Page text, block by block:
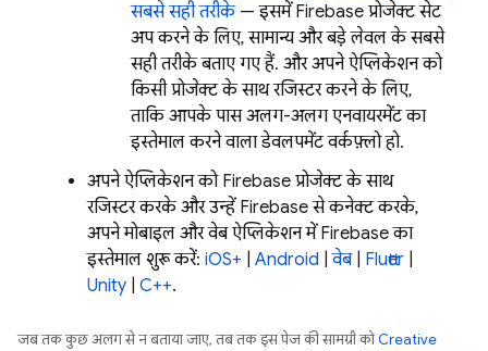
सबसे सही तरीके— इसमें Firebase प्रोजेक्ट सेट
अप करने के लिए, सामान्य और बड़े लेवल के सबसे
सही तरीके बताए गए हैं. और अपने ऐप्लिकेशन को
किसी प्रोजेक्ट के साथ रजिस्टर करने के लिए,
ताकि आपके पास अलग-अलग एनवायरमेंट का
इस्तेमाल करने वाला डेवलपमेंट वर्कफ़्लो हो.
अपने ऐप्लिकेशन को Firebase प्रोजेक्ट के साथ
रजिस्टर करके और उन्हें Firebase से कनेक्ट करके,
अपने मोबाइल और वेब ऐप्लिकेशन में Firebase का
इस्तेमाल शुरू करें: iOS+ Android |वेब| Flutter
Unity C++.
जब तक कुछ अलग से न बताया जाए, तब तक इस पेज की सामग्री कोCreative